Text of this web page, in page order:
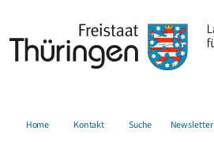
Home Kontakt Suche Newsletter